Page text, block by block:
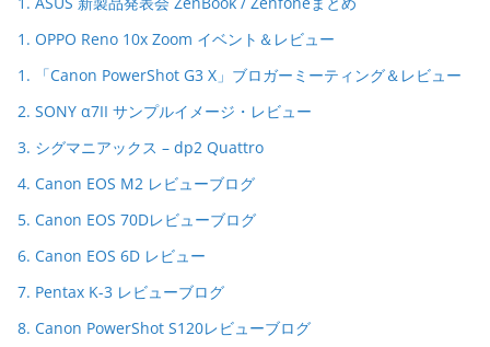
1. OPPO Reno 10x Zoom イベント＆レビュー
1. 「Canon PowerShot G3 X」ブロガーミーティング＆レビュー
2. SONY α7II サンプルイメージ・レビュー
3. シグマニアックス – dp2 Quattro
4. Canon EOS M2 レビューブログ
5. Canon EOS 70Dレビューブログ
6. Canon EOS 6D レビュー
7. Pentax K-3 レビューブログ
8. Canon PowerShot S120レビューブログ